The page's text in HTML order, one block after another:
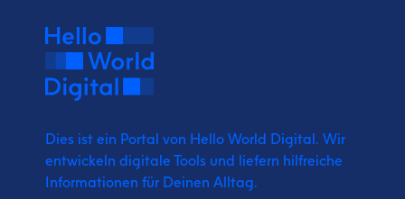
Dies ist ein Portal von Hello World Digital. Wir
entwickeln digitale Tools und liefern hilfreiche
Informationen für Deinen Alltag.